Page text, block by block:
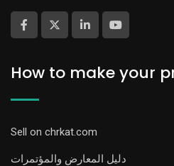
How to make your
Sell on chrkat.com
دليل المعارض والمؤتمرات